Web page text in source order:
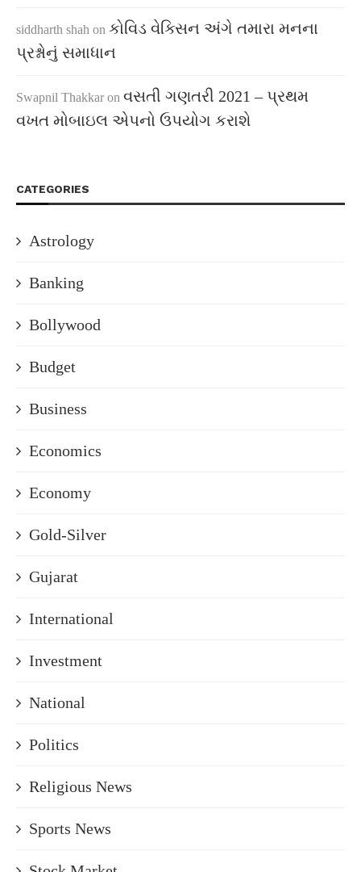
siddharth shah on કોવિડ વેક્સિન અંગે તમારા મનના
પ્રશ્નોનું સમાધાન
Swapnil Thakkar on વસતી ગણતરી 2021 – પ્રથમ
વખત મોબાઇલ એપનો ઉપયોગ કરાશે
CATEGORIES
Astrology
Banking
Bollywood
Budget
Business
Economics
Economy
Gold-Silver
Gujarat
International
Investment
National
Politics
Religious News
Sports News